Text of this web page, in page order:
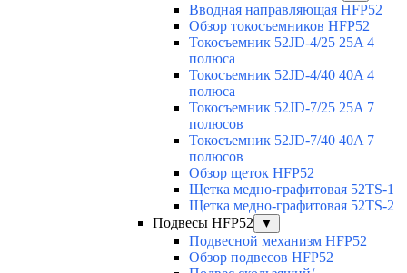
Вводная направляющая HFP52
Обзор токосъемников HFP52
Токосъемник 52JD-4/25 25A 4
полюса
Токосъемник 52JD-4/40 40A 4
полюса
Токосъемник 52JD-7/25 25A 7
полюсов
Токосъемник 52JD-7/40 40A 7
полюсов
Обзор щеток HFP52
Щетка медно-графитовая 52TS-1
Щетка медно-графитовая 52TS-2
Подвесы HFP52
▼
Подвесной механизм HFP52
Обзор подвесов HFP52